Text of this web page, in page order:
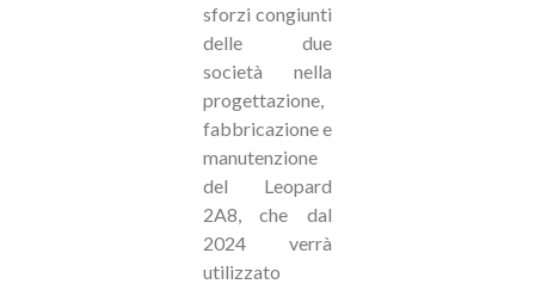
sforzi congiunti
delle due
società nella
progettazione,
fabbricazione e
manutenzione
del Leopard
2A8, che dal
2024 verrà
utilizzato